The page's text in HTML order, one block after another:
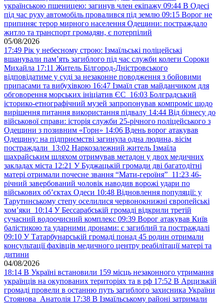
українською пшеницею: загинув член екіпажу 09:44 В Одесі
під час руху автомобіль провалився під землю 09:15 Ворог не
припиняє терор мирного населення Одещини: постраждало
житло та транспорт громадян, є потерпілий
05/08/2026
17:49 Рік у небесному строю: Ізмаїльські поліцейські
вшанували пам’ять загиблого під час служби колеги Сороки
Михайла 17:11 Житель Білгород-Дністровського
відповідатиме у суді за незаконне поводження з бойовими
припасами та вибухівкою 16:47 Ізмаїл став майданчиком для
обговорення морських ініціатив ЄС 16:03 Болградський
історико-етнографічний музей запропонував компроміс щодо
вирішення питання використання підвалу 14:44 Від бізнесу до
військової справи: історія служби 25-річного поліцейського з
Одещини з позивним «Горн» 14:06 Вдень ворог атакував
Одещину: на підприємстві загинула одна людина, вісім
постраждали 13:02 Наркозалежний житель Ізмаїла
шахрайським шляхом отримував метадон у двох медичних
закладах міста 12:21 У Буджацькій громади дві багатодітні
матері отримали почесне звання “Мати-героїня” 11:23 46-
річний завербований чоловік наводив ворожі удари по
військових обʼєктах Одеси 10:48 Відновлення популяції: у
Тарутинському степу оселилися червонокнижні європейські
хом’яки 10:14 У Бессарабській громаді відкрили третій
сучасний водоочисний комплекс 09:39 Ворог атакував Київ
балістикою та ударними дронами: є загиблий та постраждалі
09:10 У Татарбунарській громаді понад 45 родин отримали
консультації фахівців медичного центру реабілітації матері та
дитини
04/08/2026
18:14 В Україні встановили 159 місць незаконного утримання
українців на окупованих територіях та в рф 17:52 В Арцизькій
громаді провели в останню путь загиблого захисника України
Стоянова Анатолія 17:38 В Ізмаїльському районі затримали